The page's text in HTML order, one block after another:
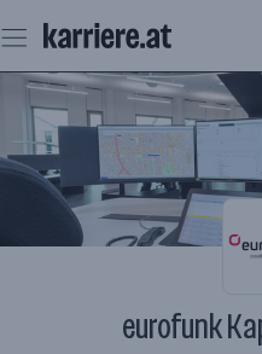
Seiteninhalt
springen
eurofunk